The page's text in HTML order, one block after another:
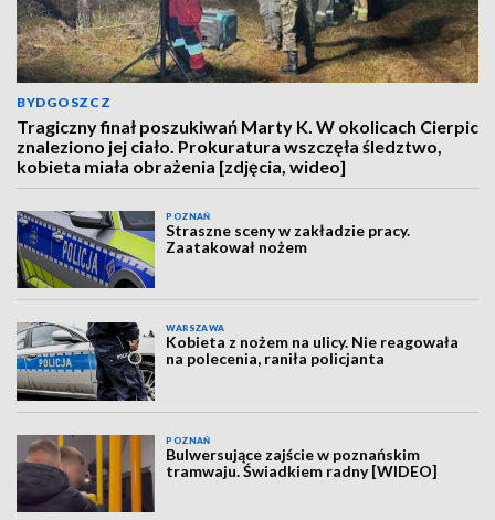
BYDGOSZCZ
Tragiczny finał poszukiwań Marty K. W okolicach Cierpic
znaleziono jej ciało. Prokuratura wszczęła śledztwo,
kobieta miała obrażenia [zdjęcia, wideo]
POZNAŃ
Straszne sceny w zakładzie pracy.
Zaatakował nożem
WARSZAWA
Kobieta z nożem na ulicy. Nie reagowała
na polecenia, raniła policjanta
POZNAŃ
Bulwersujące zajście w poznańskim
tramwaju. Świadkiem radny [WIDEO]